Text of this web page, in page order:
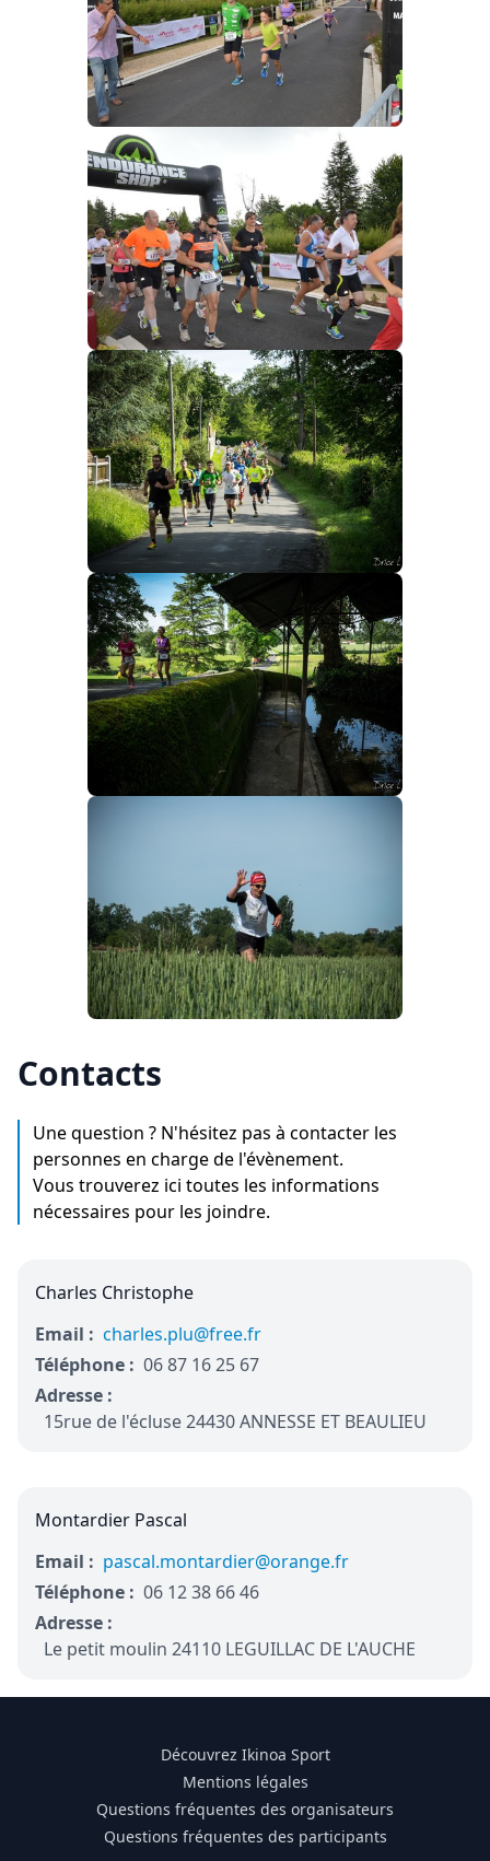
Contacts
Une question ? N'hésitez pas à contacter les
personnes en charge de l'évènement.
Vous trouverez ici toutes les informations
nécessaires pour les joindre.
Charles Christophe
Email : charles.plu@free.fr
Téléphone : 06 87 16 25 67
Adresse :
15rue de l'écluse 24430 ANNESSE ET BEAULIEU
Montardier Pascal
Email : pascal.montardier@orange.fr
Téléphone : 06 12 38 66 46
Adresse :
Le petit moulin 24110 LEGUILLAC DE L'AUCHE
Découvrez Ikinoa Sport
Mentions légales
Questions fréquentes des organisateurs
Questions fréquentes des participants